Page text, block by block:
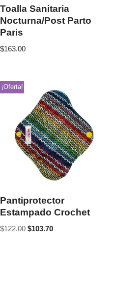
Toalla Sanitaria
Nocturna/Post Parto
Paris
$163.00
¡Oferta!
Pantiprotector
Estampado Crochet
$122.00 $103.70